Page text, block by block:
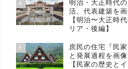
4
明治・大正時代
活、代表建築を
【明治〜大正時
リア・後編】
5
庶民の住宅『民
と発展過程を画
【民家の歴史と